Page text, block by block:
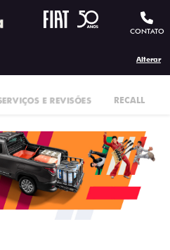
CONTATO
Alterar
E REVISÕES RECALL